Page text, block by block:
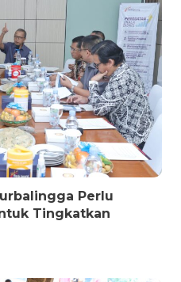
Perlu
Tingkatkan